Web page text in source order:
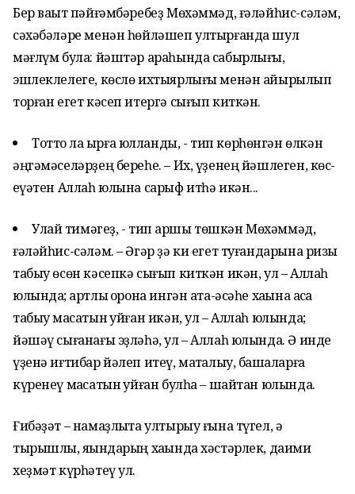
Бер ваҡыт пәйғәмбәребеҙ Мөхәммәд, ғәләйһис-сәләм,
сәхәбәләре менән һөйләшеп ултырғанда шул
мәғлүм була: йәштәр араһында сабырлығы,
эшлеклелеге, көслө ихтыярлығы менән айырылып
торған егет кәсеп итергә сығып киткән.
Тотто ла ҡырға юлланды, - тип көрһөнгән өлкән
әңгәмәселәрҙең береһе. – Их, үҙенең йәшлеген, көс-
ҡеүәтен Аллаһ юлына сарыф итһә икән...
Улай тимәгеҙ, - тип ҡаршы төшкән Мөхәммәд,
ғәләйһис-сәләм. – Әгәр ҙә ки егет туғандарына ризыҡ
табыу өсөн кәсепкә сығып киткән икән, ул – Аллаһ
юлында; ҡартлыҡ ҡорона ингән ата-әсәһе хаҡына аҡса
табыу маҡсатын ҡуйған икән, ул – Аллаһ юлында;
йәшәү сығанағы эҙләһә, ул – Аллаһ юлында. Ә инде
үҙенә иғтибар йәлеп итеү, маҡталыу, башҡаларға
күренеү маҡсатын ҡуйған булһа – шайтан юлында.
Ғибәҙәт – намаҙлыҡта ултырыу ғына түгел, ә
тырышлыҡ, яҡындарың хаҡында хәстәрлек, даими
хеҙмәт күрһәтеү ул.